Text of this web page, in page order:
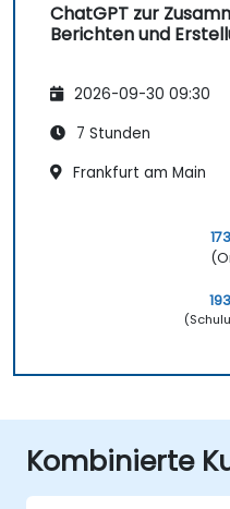
ChatGPT zur
Berichten und
2026-09-30 09:30
7 Stunden
Frankfurt am Main
Kombinierte